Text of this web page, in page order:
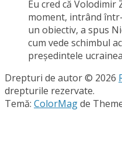
Eu cred că Volodimir
moment, intrând
un obiectiv, a spus
cum vede schimbul
preşedintele
Drepturi de autor © 2026
drepturile rezervate.
Temă: ColorMagde